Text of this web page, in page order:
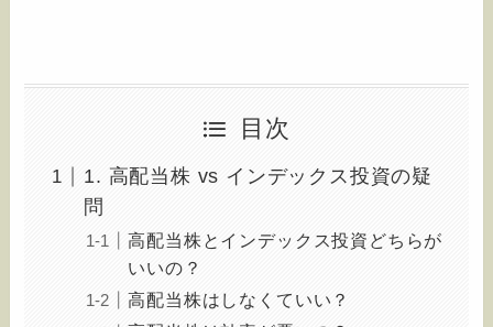
目次
1. 高配当株 vs インデックス投資の疑
問
高配当株とインデックス投資どちらが
いいの？
高配当株はしなくていい？